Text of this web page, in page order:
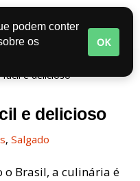
e delicioso
e delicioso
, Salgado
o Brasil, a culinária é
podem conter
os
OK